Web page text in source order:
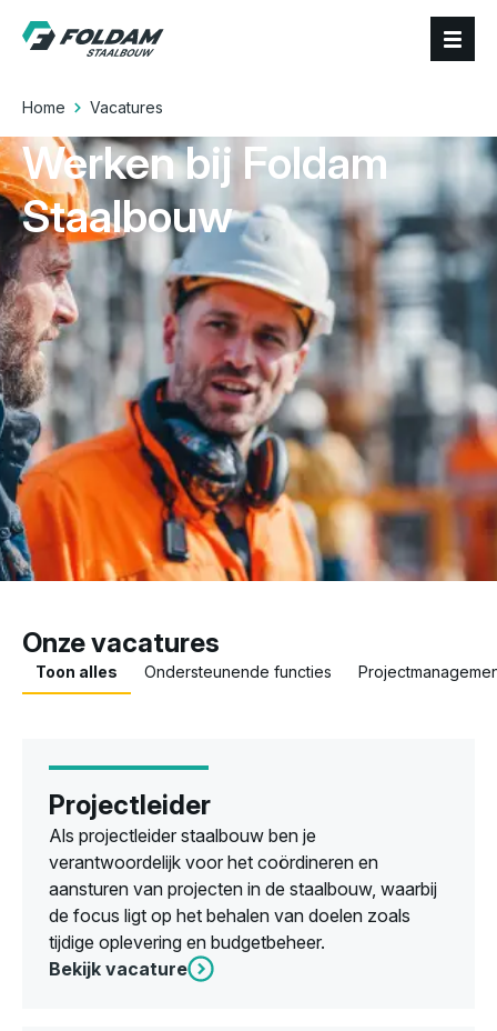
Home Vacatures
Werken bij Foldam
Staalbouw
Onze vacatures
Toon alles Ondersteunende functies
Projectleider
Als projectleider staalbouw ben je
verantwoordelijk voor het coördineren en
aansturen van projecten in de staalbouw, waarbij
de focus ligt op het behalen van doelen zoals
tijdige oplevering en budgetbeheer.
Bekijk vacature